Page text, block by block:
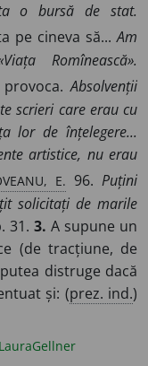
o bursă de stat.
pe cineva să...Am
Romînească».
provoca.Absolvenții
scrieri care erau cu
lor de înțelegere...
artistice, nu erau
E. 96. Puțini
solicitați de marile
31. 3. A supune un
(de tracțiune, de
distruge dacă
și: (prez. ind.)
LauraGellner